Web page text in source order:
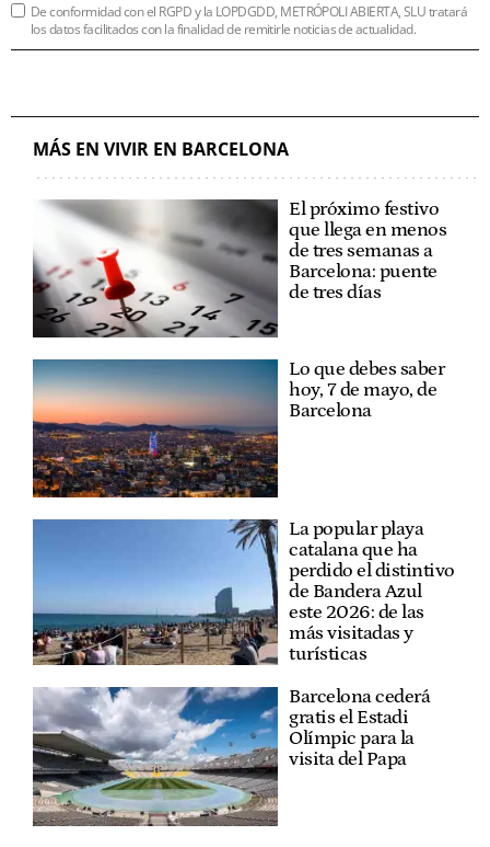
De conformidad con el RGPD y la LOPDGDD, METRÓPOLI ABIERTA, SLU tratará
los datos facilitados con la finalidad de remitirle noticias de actualidad.
MÁS EN VIVIR EN BARCELONA
El próximo festivo
que llega en menos
de tres semanas a
Barcelona: puente
de tres días
Lo que debes saber
hoy, 7 de mayo, de
Barcelona
La popular playa
catalana que ha
perdido el distintivo
de Bandera Azul
este 2026: de las
más visitadas y
turísticas
Barcelona cederá
gratis el Estadi
Olímpic para la
visita del Papa